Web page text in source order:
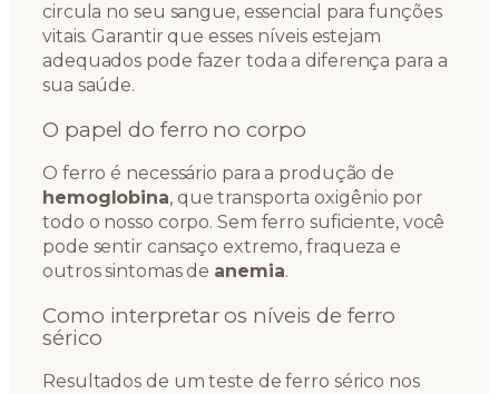
circula no seu sangue, essencial para funções
vitais. Garantir que esses níveis estejam
adequados pode fazer toda a diferença para a
sua saúde.
O papel do ferro no corpo
O ferro é necessário para a produção de
hemoglobina, que transporta oxigênio por
todo o nosso corpo. Sem ferro suficiente, você
pode sentir cansaço extremo, fraqueza e
outros sintomas de anemia.
Como interpretar os níveis de ferro
sérico
Resultados de um teste de ferro sérico nos